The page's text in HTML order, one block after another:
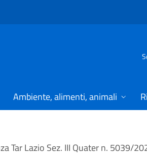
Ambiente, alimenti, animali
Tar Lazio Sez. III Quater n. 5039/